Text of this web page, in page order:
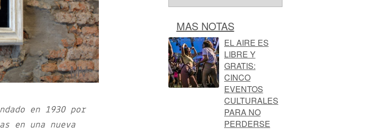
en 1930 por
en una nueva
MAS NOTAS
EL AIRE ES
LIBRE Y
GRATIS:
CINCO
EVENTOS
CULTURALES
PARA NO
PERDERSE